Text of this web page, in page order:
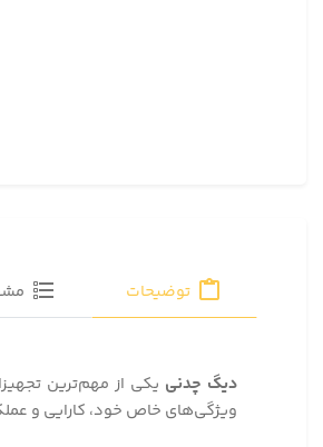
توضیحات
دیگ چدنی یکی از مهم‌ترین
ویژگی‌های خاص خود، کارایی و